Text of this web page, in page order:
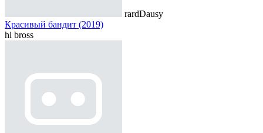
rardDausy
Красивый бандит (2019)
hi bross